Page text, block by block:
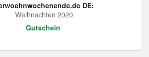
DE:
Weihnachten 2020
Gutschein